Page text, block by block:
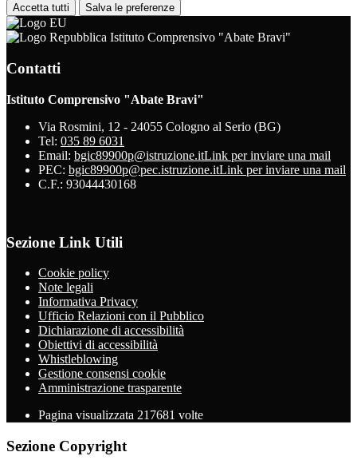
Accetta tutti Salva le preferenze
Istituto Comprensivo "Abate Bravi"
Contatti
Istituto Comprensivo "Abate Bravi"
Via Rosmini, 12 - 24055 Cologno al Serio (BG)
Tel: 035 89 6031
Email: bgic89900p@istruzione.itLink per inviare una mail
PEC: bgic89900p@pec.istruzione.itLink per inviare una mail
C.F.: 93044430168
Sezione Link Utili
Cookie policy
Note legali
Informativa Privacy
Ufficio Relazioni con il Pubblico
Dichiarazione di accessibilità
Obiettivi di accessibilità
Whistleblowing
Gestione consensi cookie
Amministrazione trasparente
Pagina visualizzata 217681 volte
Sezione Copyright